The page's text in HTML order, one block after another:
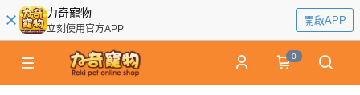
力奇寵物
立刻使用官方APP
開啟APP
0